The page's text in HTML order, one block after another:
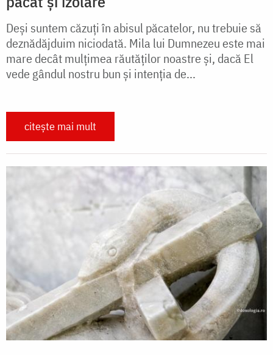
Deși suntem căzuți în abisul păcatelor, nu trebuie să
deznădăjduim niciodată. Mila lui Dumnezeu este mai
mare decât mulţimea răutăţilor noastre şi, dacă El
vede gândul nostru bun şi intenţia de...
citește mai mult